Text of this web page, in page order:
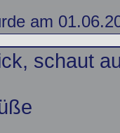
am
schaut